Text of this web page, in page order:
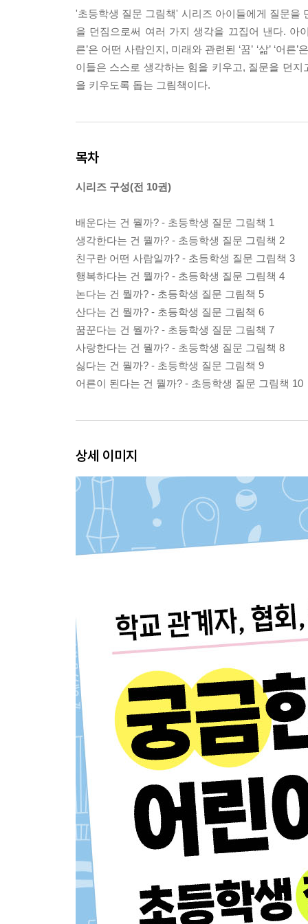
'초등학생 질문 그림책' 시리즈 아이들에게 질문을
을 던짐으로써 여러 가지 생각을 끄집어 낸다. 아이
른’은 어떤 사람인지, 미래와 관련된 ‘꿈’ ‘삶’ ‘어
이들은 스스로 생각하는 힘을 키우고, 질문을 던
을 키우도록 돕는 그림책이다.
목차
시리즈 구성(전 10권)
배운다는 건 뭘까? - 초등학생 질문 그림책 1
생각한다는 건 뭘까? - 초등학생 질문 그림책 2
친구란 어떤 사람일까? - 초등학생 질문 그림책 3
행복하다는 건 뭘까? - 초등학생 질문 그림책 4
논다는 건 뭘까? - 초등학생 질문 그림책 5
산다는 건 뭘까? - 초등학생 질문 그림책 6
꿈꾼다는 건 뭘까? - 초등학생 질문 그림책 7
사랑한다는 건 뭘까? - 초등학생 질문 그림책 8
싫다는 건 뭘까? - 초등학생 질문 그림책 9
어른이 된다는 건 뭘까? - 초등학생 질문 그림책 10
상세 이미지